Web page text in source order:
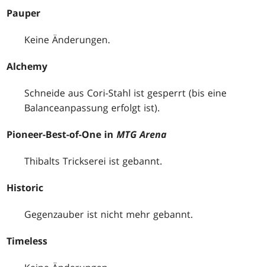
Pauper
Keine Änderungen.
Alchemy
Schneide aus Cori-Stahl ist gesperrt (bis eine
Balanceanpassung erfolgt ist).
Pioneer-Best-of-One inMTG Arena
Thibalts Trickserei ist gebannt.
Historic
Gegenzauber ist nicht mehr gebannt.
Timeless